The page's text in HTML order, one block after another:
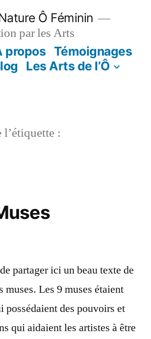
Ô Féminin
par les Arts
propos Témoignages
Les Arts de l’Ô
:
partager ici un beau texte de
muses. Les 9 muses étaient
possédaient des pouvoirs et
qui aidaient les artistes à être